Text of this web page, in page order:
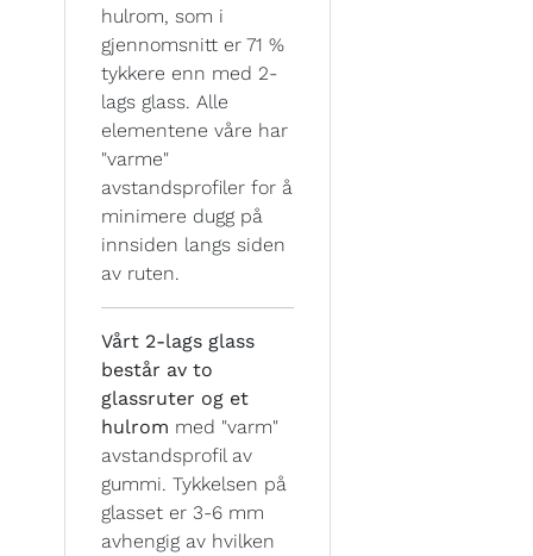
hulrom, som i
gjennomsnitt er 71 %
tykkere enn med 2-
lags glass. Alle
elementene våre har
"varme"
avstandsprofiler for å
minimere dugg på
innsiden langs siden
av ruten.
Vårt 2-lags glass
består av to
glassruter og et
hulrom med "varm"
avstandsprofil av
gummi. Tykkelsen på
glasset er 3-6 mm
avhengig av hvilken